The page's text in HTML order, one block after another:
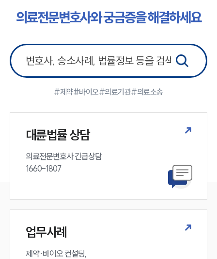
의료전문변호사와 궁금증을 해결하세요
#제약#바이오#의료기관#의료소송
대륜법률 상담
의료전문변호사 긴급상담
1660-1807
업무사례
제약·바이오 컨설팅,